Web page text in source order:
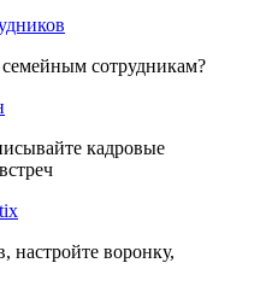
сотрудникам?
кадровые
настройте воронку,